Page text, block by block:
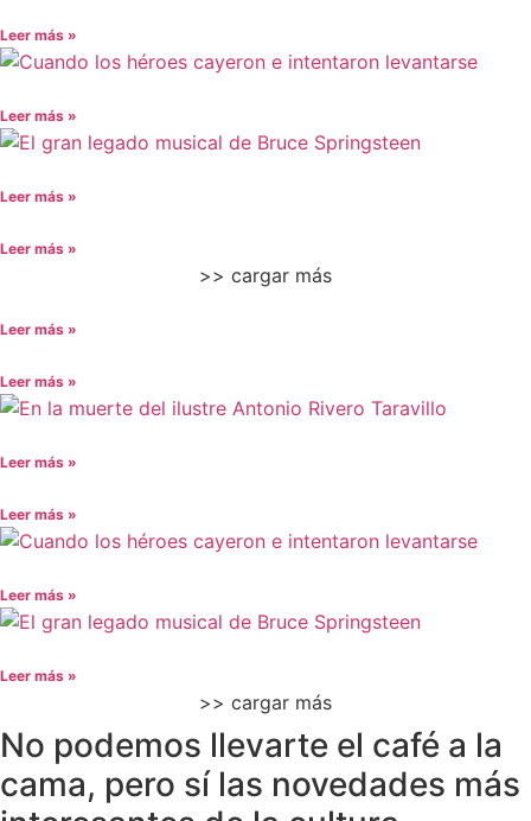
Leer más »
Leer más »
Leer más »
Leer más »
>> cargar más
Leer más »
Leer más »
Leer más »
Leer más »
Leer más »
Leer más »
>> cargar más
No podemos llevarte el café a la
cama, pero sí las novedades más